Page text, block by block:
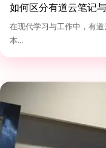
如何区分有道云笔记
在现代学习与工作中，有道
本...